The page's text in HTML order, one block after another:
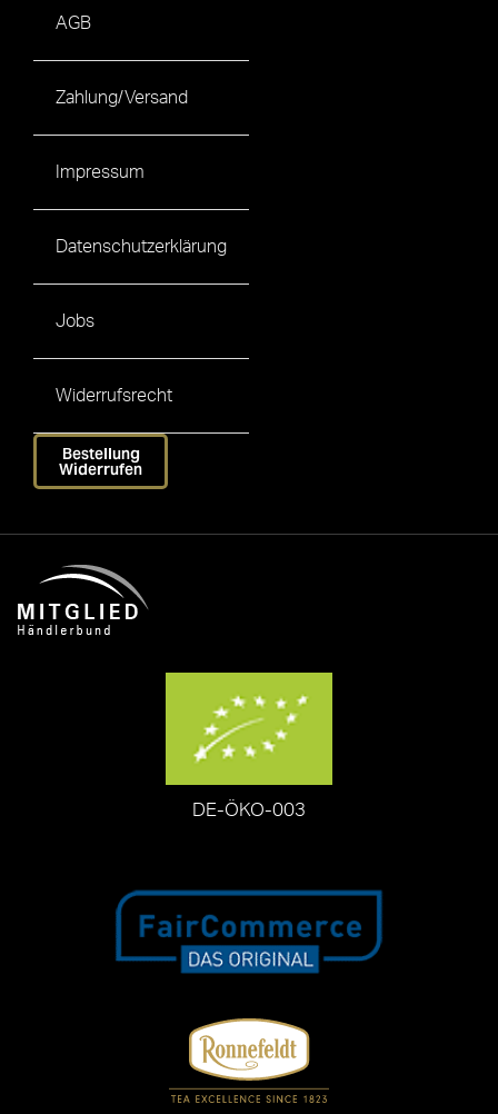
AGB
Zahlung/Versand
Impressum
Datenschutzerklärung
Jobs
Widerrufsrecht
Bestellung
Widerrufen
DE-ÖKO-003